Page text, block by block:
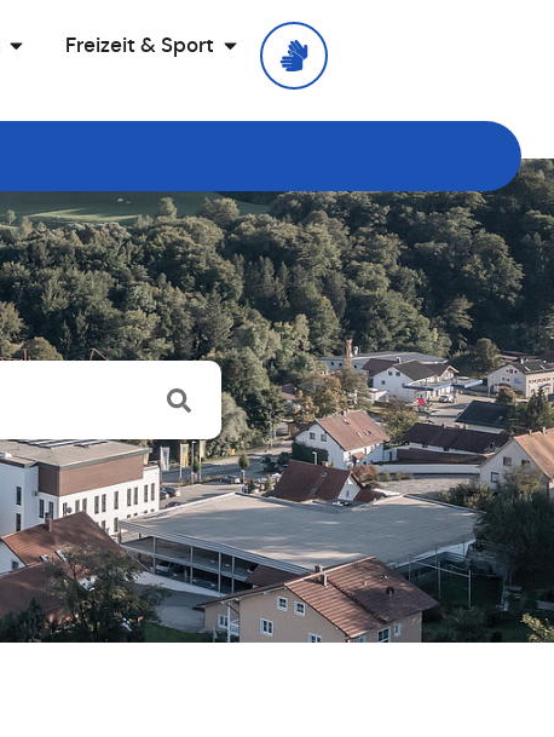
Freizeit & Sport